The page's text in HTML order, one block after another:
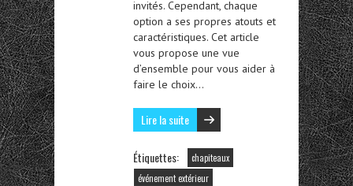
invités. Cependant, chaque
option a ses propres atouts et
caractéristiques. Cet article
vous propose une vue
d’ensemble pour vous aider à
faire le choix…
Lire la suite
Étiquettes:
chapiteaux
événement extérieur